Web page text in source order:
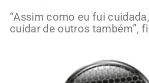
“Assim como eu fui
cuidar de outros também”,